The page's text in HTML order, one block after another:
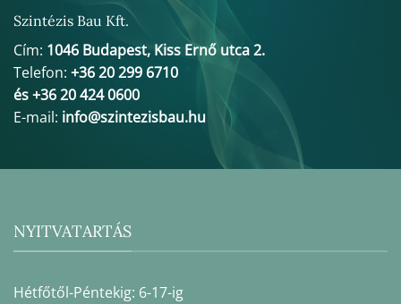
Szintézis Bau Kft.
Cím: 1046 Budapest, Kiss Ernő utca 2.
Telefon: +36 20 299 6710
és +36 20 424 0600
E-mail: info@szintezisbau.hu
NYITVATARTÁS
Hétfőtől-Péntekig: 6-17-ig